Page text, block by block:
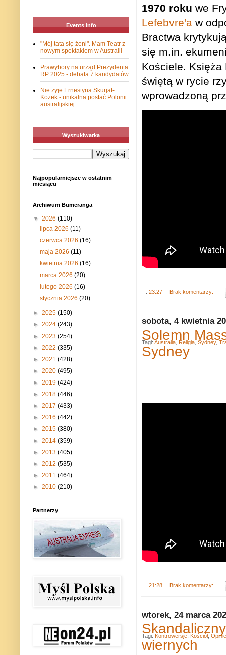
1970 roku we
Lefebvre'a w
Bractwa
się m.in.
Kościele. Księża
świętą w rycie
wprowadzoną
23:27 Brak komentarzy:
sobota, 4 kwietnia
Solemn
Sydney
21:28 Brak komentarzy:
Tagi: Australia Religia Sydney,
wtorek, 24 marca
wiernych
Tagi: Kontrowersje Kościół, Opinie
Events Info
"Mój tata się żeni". Mam Teatr z
nowym spektaklem w Australii
Prawybory na urząd Prezydenta
RP 2025 - debata 7 kandydatów
Nie żyje Ernestyna Skurjat-
Kozek - unikalna postać Polonii
australijskiej
Wyszukiwarka
Najpopularniejsze w ostatnim
miesiącu
Archiwum Bumeranga
▼ 2026 (110)
lipca 2026(11)
czerwca 2026(16)
maja 2026(11)
kwietnia 2026(16)
marca 2026(20)
lutego 2026(16)
stycznia 2026(20)
► 2025 (150)
► 2024 (243)
► 2023 (254)
► 2022 (335)
► 2021 (428)
► 2020 (495)
► 2019 (424)
► 2018 (446)
► 2017 (433)
► 2016 (442)
► 2015 (380)
► 2014 (359)
► 2013 (405)
► 2012 (535)
► 2011 (464)
► 2010 (210)
Partnerzy